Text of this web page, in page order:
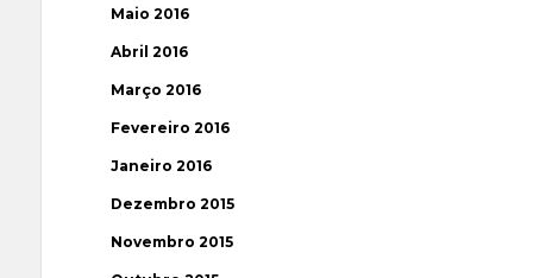
Maio 2016
Abril 2016
Março 2016
Fevereiro 2016
Janeiro 2016
Dezembro 2015
Novembro 2015